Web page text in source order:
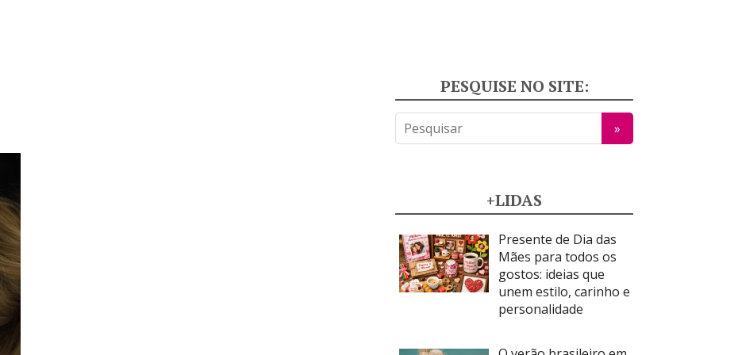
PESQUISE NO SITE:
+LIDAS
Presente de Dia das
Mães para todos os
gostos: ideias que
unem estilo, carinho e
personalidade